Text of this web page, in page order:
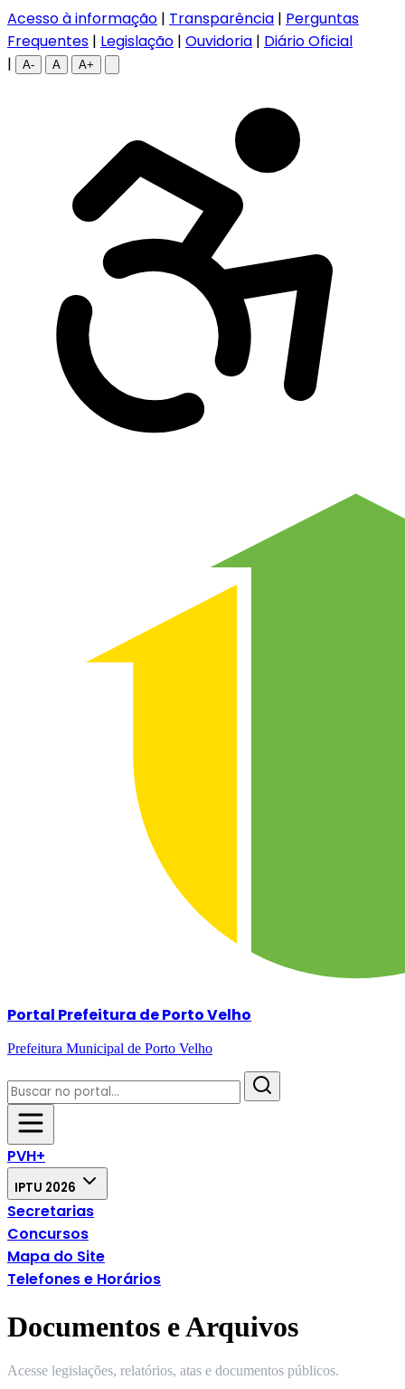
Acesso à informação | Transparência | Perguntas
Frequentes | Legislação | Ouvidoria | Diário Oficial
|
A- A A+
Portal Prefeitura de Porto Velho
Prefeitura Municipal de Porto Velho
PVH+
IPTU 2026
Secretarias
Concursos
Mapa do Site
Telefones e Horários
Documentos e Arquivos
Acesse legislações, relatórios, atas e documentos públicos.